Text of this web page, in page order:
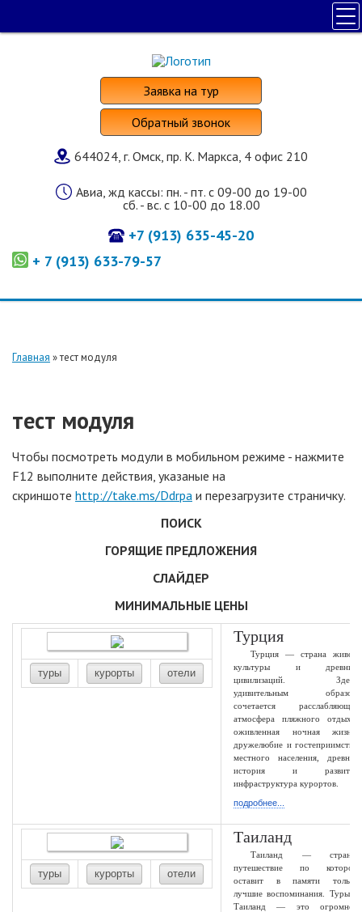
Заявка на тур
Обратный звонок
644024, г. Омск, пр. К. Маркса, 4 офис 210
Авиа, жд кассы: пн. - пт. с 09-00 до 19-00
сб. - вс. с 10-00 до 18.00
+7 (913) 635-45-20
+ 7 (913) 633-79-57
ПОИСК ТУРА
НАШИ УСЛУГИ
СТРАНЫ И ОТЕЛИ
О КОМПАНИИ
Главная »тест модуля
тест модуля
Чтобы посмотреть модули в мобильном режиме - нажмите
F12 выполните действия, указаные на
скриншоте http://take.ms/Ddrpa и перезагрузите страничку.
ПОИСК
ГОРЯЩИЕ ПРЕДЛОЖЕНИЯ
СЛАЙДЕР
МИНИМАЛЬНЫЕ ЦЕНЫ
туры курорты отели
Турция
Турция — страна живой
культуры и древних
цивилизаций. Здесь
удивительным образом
сочетается расслабляющая
атмосфера пляжного отдыха,
оживленная ночная жизнь,
дружелюбие и гостеприимство
местного населения, древняя
история и развитая
инфраструктура курортов.
подробнее...
туры курорты отели
Таиланд
Таиланд — страна,
путешествие по которой
оставит в памяти только
лучшие воспоминания. Туры в
Таиланд — это огромное